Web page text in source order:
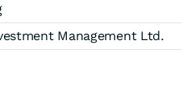
Management Ltd.